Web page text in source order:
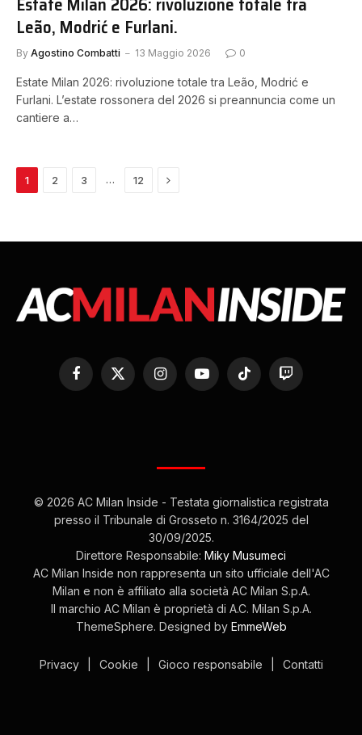
Leão, Modrić e Furlani.
By Agostino Combatti 13 Maggio 2026 0
Estate Milan 2026: rivoluzione totale tra Leão, Modrić e
Furlani. L’estate rossonera del 2026 si preannuncia come un
cantiere a…
1 2 3 … 12 Next
Facebook
X
InstagramYouTubeTikTok Twitch
© 2026 AC Milan Inside - Testata giornalistica registrata
presso il Tribunale di Grosseto n. 3164/2025 del
30/09/2025.
Direttore Responsabile: Miky Musumeci
AC Milan Inside non rappresenta un sito ufficiale dell'AC
Milan e non è affiliato alla società AC Milan S.p.A.
Il marchio AC Milan è proprietà di A.C. Milan S.p.A.
ThemeSphere. Designed by EmmeWeb
Privacy Cookie Gioco responsabile Contatti